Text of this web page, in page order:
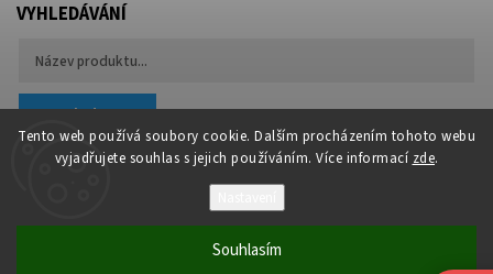
Tento web používá soubory cookie. Dalším procházením tohoto webu
vyjadřujete souhlas s jejich používáním. Více informací zde.
Souhlasím
VYHLEDÁVÁNÍ
Hledat